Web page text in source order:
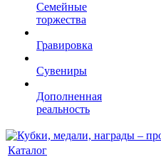
Семейные
торжества
Гравировка
Сувениры
Дополненная
реальность
Каталог